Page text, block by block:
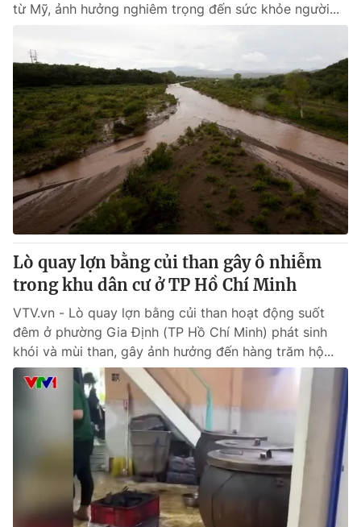
từ Mỹ, ảnh hưởng nghiêm trọng đến sức khỏe người...
Lò quay lợn bằng củi than gây ô nhiễm
trong khu dân cư ở TP Hồ Chí Minh
VTV.vn - Lò quay lợn bằng củi than hoạt động suốt
đêm ở phường Gia Định (TP Hồ Chí Minh) phát sinh
khói và mùi than, gây ảnh hưởng đến hàng trăm hộ...